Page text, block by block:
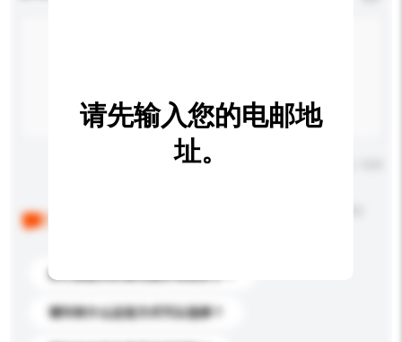
你们能提供的最优惠价格是多少？
请问有什么运送方式可以选择？
请先输入您的电邮地
址。